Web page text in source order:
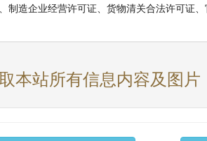
制造企业经营许可证、货物清关合法许可证
本站所有信息内容及图